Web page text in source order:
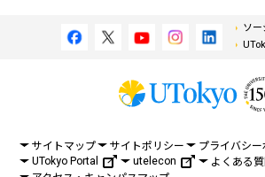
ソー
サイトマップ サイトポリシー プライバシー
UTokyo Portal
utelecon
よくある質